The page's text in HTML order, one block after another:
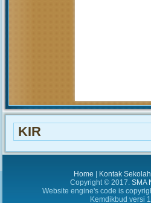
KIR
Home Kontak Sekolah
Copyright © 2017. SMA
Website engine's code is
Kemdikbud versi